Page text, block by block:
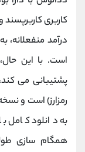
کاربری کاربرپسند
درآمد منفعلانه،
است. با این
پشتیبانی می‌
رمزارز) است و
به دانلود کامل
همگام‌ سازی